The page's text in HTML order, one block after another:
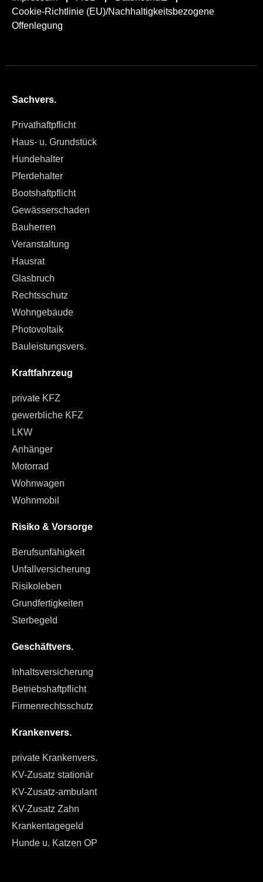
Cookie-Richtlinie (EU)/Nachhaltigkeitsbezogene
Offenlegung
Sachvers.
Privathaftpflicht
Haus- u. Grundstück
Hundehalter
Pferdehalter
Bootshaftpflicht
Gewässerschaden
Bauherren
Veranstaltung
Hausrat
Glasbruch
Rechtsschutz
Wohngebäude
Photovoltaik
Bauleistungsvers.
Kraftfahrzeug
private KFZ
gewerbliche KFZ
LKW
Anhänger
Motorrad
Wohnwagen
Wohnmobil
Risiko & Vorsorge
Berufsunfähigkeit
Unfallversicherung
Risikoleben
Grundfertigkeiten
Sterbegeld
Geschäftvers.
Inhaltsversicherung
Betriebshaftpflicht
Firmenrechtsschutz
Krankenvers.
private Krankenvers.
KV-Zusatz stationär
KV-Zusatz-ambulant
KV-Zusatz Zahn
Krankentagegeld
Hunde u. Katzen OP